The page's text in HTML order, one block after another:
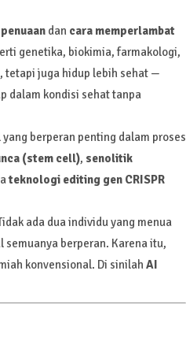
dan cara memperlambat
genetika, biokimia, farmakologi,
tetapi juga hidup lebih sehat —
dalam kondisi sehat tanpa
berperan penting dalam proses
(stem cell), senolitik
teknologi editing gen CRISPR
ada dua individu yang menua
semuanya berperan. Karena itu,
konvensional. Di sinilah AI